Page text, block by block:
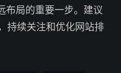
布局的重要一步。建议
持续关注和优化网站排